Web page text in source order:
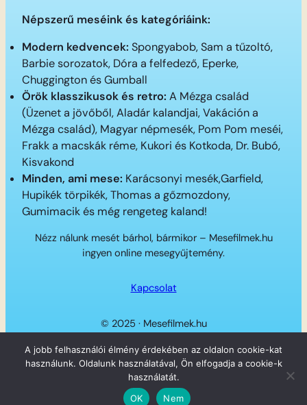
Népszerű meséink és kategóriáink:
Modern kedvencek: Spongyabob, Sam a tűzoltó,
Barbie sorozatok, Dóra a felfedező, Eperke,
Chuggington és Gumball
Örök klasszikusok és retro: A Mézga család
(Üzenet a jövőből, Aladár kalandjai, Vakáción a
Mézga család), Magyar népmesék, Pom Pom meséi,
Frakk a macskák réme, Kukori és Kotkoda, Dr. Bubó,
Kisvakond
Minden, ami mese: Karácsonyi mesék,Garfield,
Hupikék törpikék, Thomas a gőzmozdony,
Gumimacik és még rengeteg kaland!
Nézz nálunk mesét bárhol, bármikor – Mesefilmek.hu
ingyen online mesegyűjtemény.
Kapcsolat
© 2025 · Mesefilmek.hu
Twitter
Instagram
LinkedIn
Facebook
A jobb felhasználói élmény érdekében az oldalon cookie-kat
használunk. Oldalunk használatával, Ön elfogadja a cookie-k
használatát.
OK
Nem